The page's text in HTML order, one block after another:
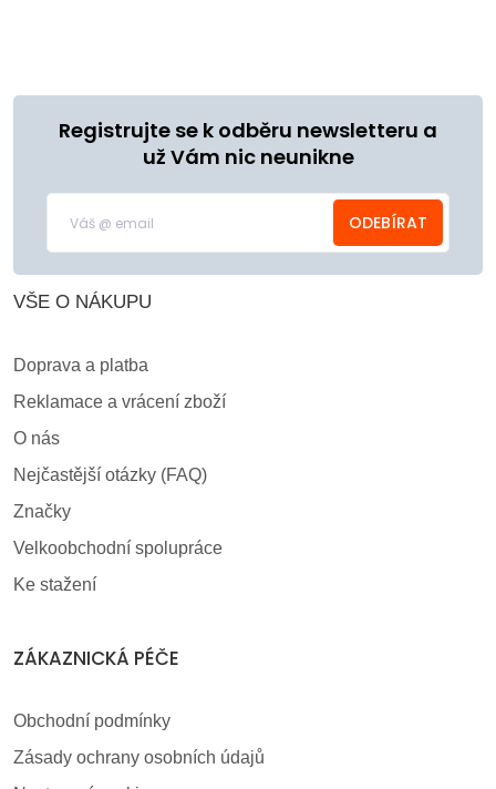
Registrujte se k odběru newsletteru a
už Vám nic neunikne
ODEBÍRAT
VŠE O NÁKUPU
Doprava a platba
Reklamace a vrácení zboží
O nás
Nejčastější otázky (FAQ)
Značky
Velkoobchodní spolupráce
Ke stažení
ZÁKAZNICKÁ PÉČE
Obchodní podmínky
Zásady ochrany osobních údajů